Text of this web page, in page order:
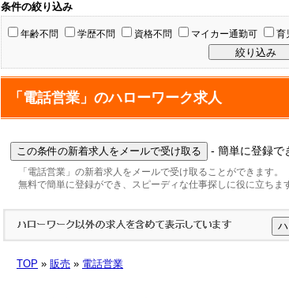
条件の絞り込み
年齢不問 学歴不問 資格不問 マイカー通勤可 育
「電話営業」のハローワーク求人
- 簡単に登録で
「電話営業」の新着求人をメールで受け取ることができます。
無料で簡単に登録ができ、スピーディな仕事探しに役に立ちま
TOP » 販売 » 電話営業